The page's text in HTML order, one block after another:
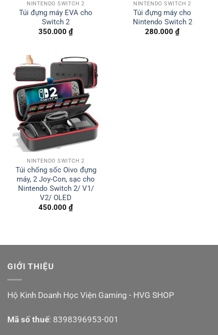
NINTENDO SWITCH 2
Túi đựng máy EVA cho
Switch 2
350.000 ₫
NINTENDO SWITCH 2
Túi đựng máy cho
Nintendo Switch 2
280.000 ₫
NINTENDO SWITCH 2
Túi chống sốc Oivo đựng
máy, 2 Joy-Con, sạc cho
Nintendo Switch 2/ V1/
V2/ OLED
450.000 ₫
GIỚI THIỆU
Hộ Kinh Doanh Học Viện Gaming - HVG SHOP
Mã số thuế: 8398396953-001